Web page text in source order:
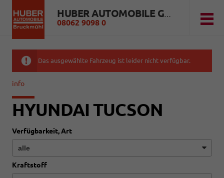
HUBER AUTOMOBILE GMBH
08062 9098 0
Das ausgewählte Fahrzeug ist leider nicht verfügbar.
info
HYUNDAI TUCSON
Verfügbarkeit, Art
Kraftstoff